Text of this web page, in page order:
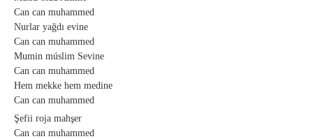
Can can muhammed
Nurlar yağdı evine
Can can muhammed
Mumin múslim Sevine
Can can muhammed
Hem mekke hem medine
Can can muhammed
Şefii roja mahşer
Can can muhammed